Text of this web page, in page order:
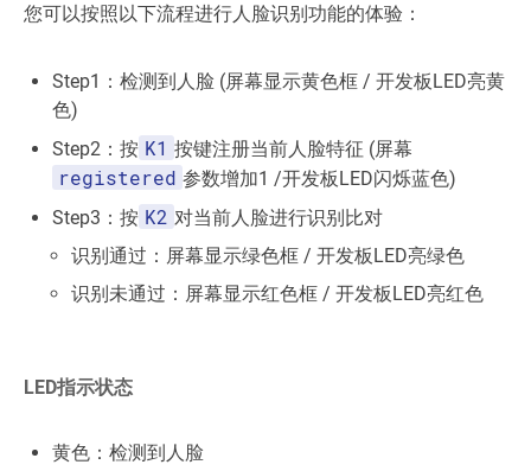
您可以按照以下流程进行人脸识别功能的体验：
Step1：检测到人脸 (屏幕显示黄色框 / 开发板LED亮黄
色)
Step2：按 K1 按键注册当前人脸特征 (屏幕
registered 参数增加1 /开发板LED闪烁蓝色)
Step3：按 K2 对当前人脸进行识别比对
识别通过：屏幕显示绿色框 / 开发板LED亮绿色
识别未通过：屏幕显示红色框 / 开发板LED亮红色
LED指示状态
黄色：检测到人脸